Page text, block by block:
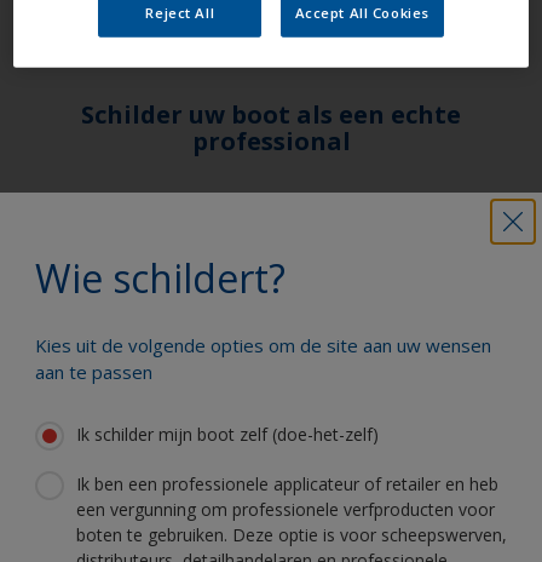
Wie schildert?
Kies uit de volgende opties om de site aan uw wensen
aan te passen
Ik schilder mijn boot zelf (doe-het-zelf)
Ik ben een professionele applicateur of retailer en heb
een vergunning om professionele verfproducten voor
boten te gebruiken. Deze optie is voor scheepswerven,
Schilder uw boot als een echte
professional
Krijg al het technische advies om vol
Profiteer van onze non-stop innovatie
en wetenschappelijke kennis
Reject All Accept All Cookies